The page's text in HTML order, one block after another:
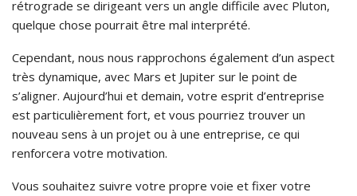
rétrograde se dirigeant vers un angle difficile avec Pluton,
quelque chose pourrait être mal interprété.
Cependant, nous nous rapprochons également d’un aspect
très dynamique, avec Mars et Jupiter sur le point de
s’aligner. Aujourd’hui et demain, votre esprit d’entreprise
est particulièrement fort, et vous pourriez trouver un
nouveau sens à un projet ou à une entreprise, ce qui
renforcera votre motivation.
Vous souhaitez suivre votre propre voie et fixer votre